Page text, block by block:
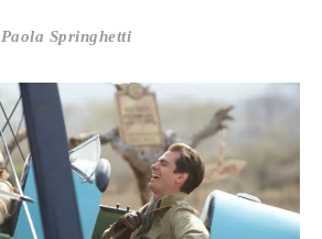
Paola Springhetti